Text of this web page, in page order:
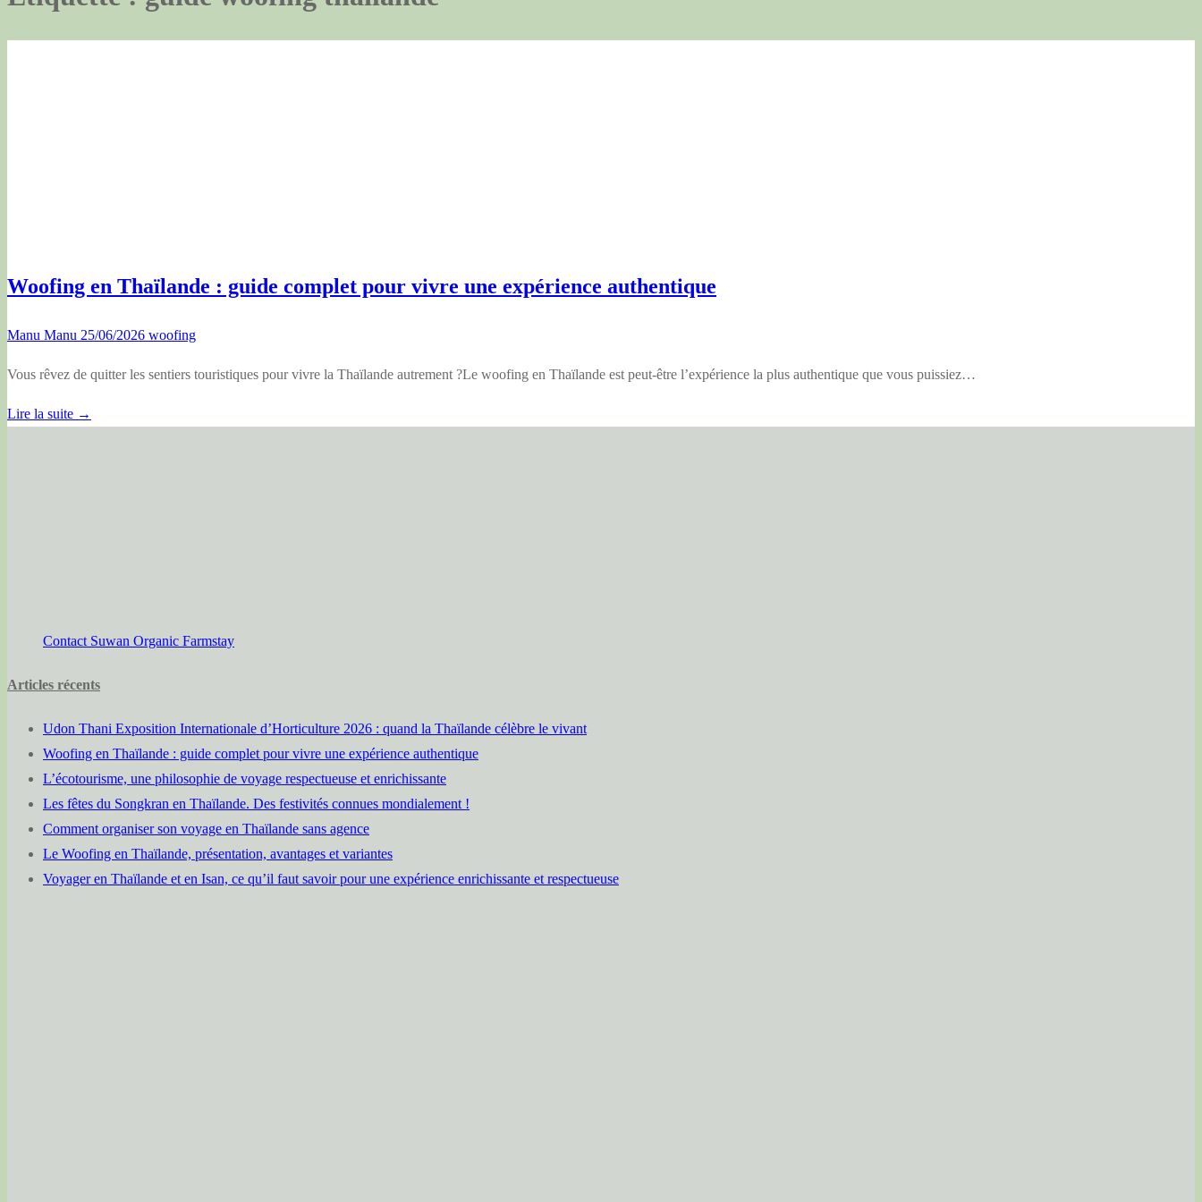
Woofing en Thaïlande : guide complet pour vivre une expérience authentique
Manu Manu 25/06/2026 woofing
Vous rêvez de quitter les sentiers touristiques pour vivre la Thaïlande autrement ?Le woofing en Thaïlande est peut-être l’expérience la plus authentique que vous puissiez…
Lire la suite →
Contact Suwan Organic Farmstay
Articles récents
Udon Thani Exposition Internationale d’Horticulture 2026 : quand la Thaïlande célèbre le vivant
Woofing en Thaïlande : guide complet pour vivre une expérience authentique
L’écotourisme, une philosophie de voyage respectueuse et enrichissante
Les fêtes du Songkran en Thaïlande. Des festivités connues mondialement !
Comment organiser son voyage en Thaïlande sans agence
Le Woofing en Thaïlande, présentation, avantages et variantes
Voyager en Thaïlande et en Isan, ce qu’il faut savoir pour une expérience enrichissante et respectueuse